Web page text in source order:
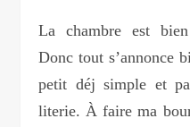
La chambre est
Donc tout s’annonce
petit déj simple et
literie. À faire ma